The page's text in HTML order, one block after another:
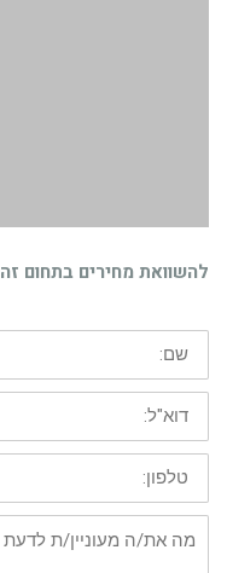
להשוואת מחירים בתחום זה
שם:
דוא"ל:
טלפון:
מה
את/ה